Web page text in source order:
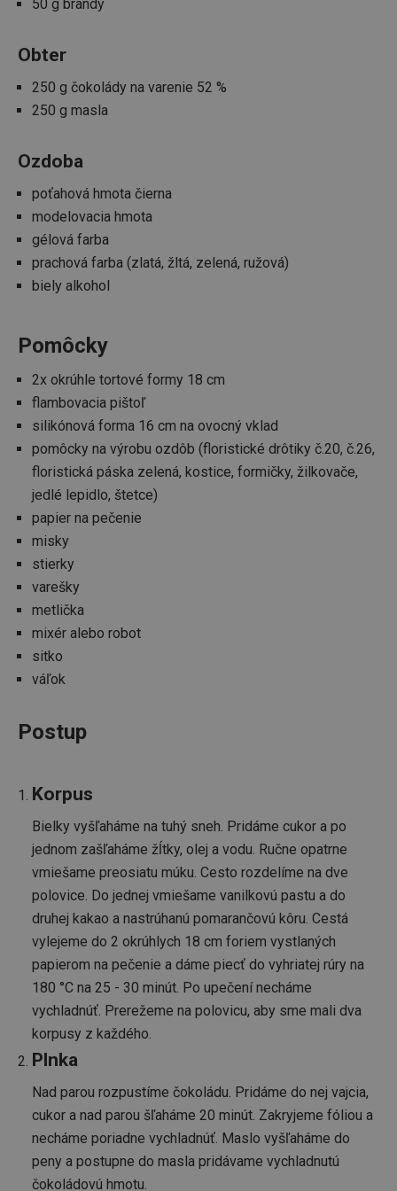
50 g brandy
Obter
250 g čokolády na varenie 52 %
250 g masla
Ozdoba
poťahová hmota čierna
modelovacia hmota
gélová farba
prachová farba (zlatá, žltá, zelená, ružová)
biely alkohol
Pomôcky
2x okrúhle tortové formy 18 cm
flambovacia pištoľ
silikónová forma 16 cm na ovocný vklad
pomôcky na výrobu ozdôb (floristické drôtiky č.20, č.26,
floristická páska zelená, kostice, formičky, žilkovače,
jedlé lepidlo, štetce)
papier na pečenie
misky
stierky
varešky
metlička
mixér alebo robot
sitko
váľok
Postup
Korpus
Bielky vyšľaháme na tuhý sneh. Pridáme cukor a po
jednom zašľaháme žĺtky, olej a vodu. Ručne opatrne
vmiešame preosiatu múku. Cesto rozdelíme na dve
polovice. Do jednej vmiešame vanilkovú pastu a do
druhej kakao a nastrúhanú pomarančovú kôru. Cestá
vylejeme do 2 okrúhlych 18 cm foriem vystlaných
papierom na pečenie a dáme piecť do vyhriatej rúry na
180 °C na 25 - 30 minút. Po upečení necháme
vychladnúť. Prerežeme na polovicu, aby sme mali dva
korpusy z každého.
Plnka
Nad parou rozpustíme čokoládu. Pridáme do nej vajcia,
cukor a nad parou šľaháme 20 minút. Zakryjeme fóliou a
necháme poriadne vychladnúť. Maslo vyšľaháme do
peny a postupne do masla pridávame vychladnutú
čokoládovú hmotu.